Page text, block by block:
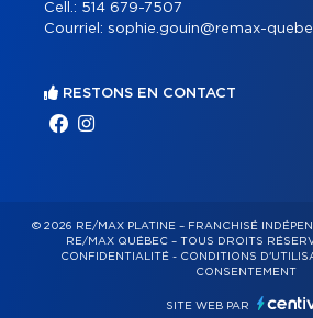
Cell.: 514 679-7507
Courriel: sophie.gouin@remax-
RESTONS EN CONTACT
© 2026 RE/MAX PLATINE – FRANCHISÉ
RE/MAX QUÉBEC – TOUS DROITS
CONFIDENTIALITÉ- CONDITIONS
CONSENTEMENT
SITE WEB PAR